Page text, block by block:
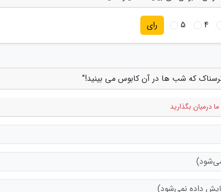
4
5 رای
که شب ها در آن کابوس می بینید!"
درمیان بگذارید